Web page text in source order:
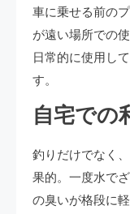
車に乗せる前の
が遠い場所での
日常的に使用し
す。
自宅での
釣りだけでなく
果的。一度水で
の臭いが格段に